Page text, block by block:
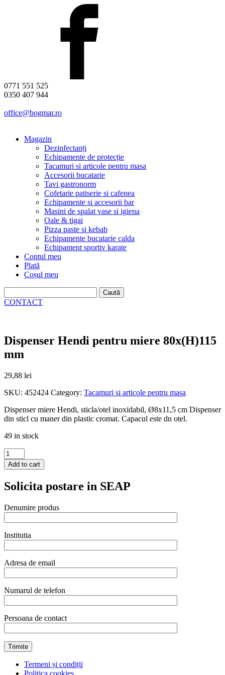
0771 551 525
0350 407 944
office@bogmar.ro
Magazin
Dezinfectanți
Echipamente de protecție
Tacamuri si articole pentru masa
Accesorii bucatarie
Tavi gastronorm
Cofetarie patiserie si cafenea
Echipamente si accesorii bar
Masini de spalat vase si igiena
Oale & tigai
Pizza paste si kebab
Echipamente bucatarie calda
Echipament sportiv karate
Contul meu
Plată
Coșul meu
după:
CONTACT
Dispenser Hendi pentru miere 80x(H)115
mm
29,88 lei
SKU: 452424 Category: Tacamuri si articole pentru masa
Dispenser miere Hendi, sticla/otel inoxidabil, Ø8x11,5 cm Dispenser
din sticl cu maner din plastic cromat. Capacul este dn otel.
49 in stock
Dispenser
Hendi
pentru
80x(H)115
quantity
Add to cart
Solicita postare in SEAP
Denumire produs
Institutia
Adresa de email
Numarul de telefon
Persoana de contact
Termeni și condiții
Politica cookies